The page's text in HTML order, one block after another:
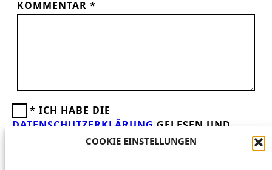
COOKIE EINSTELLUNGEN
KOMMENTAR *
* ICH HABE DIE
DATENSCHUTZERKLÄRUNG GELESEN UND
AKZEPTIERE DIESE.WIR FREUEN UNS ÜBER